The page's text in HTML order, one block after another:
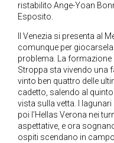
ristabilito Ange-Yoan
Esposito.
Il Venezia si presenta al
comunque per
problema. La
Stroppa sta vivendo una
vinto ben quattro delle
cadetto, salendo al
vista sulla vetta. I
poi l’Hellas Verona nei
aspettative, e ora
ospiti scendano in